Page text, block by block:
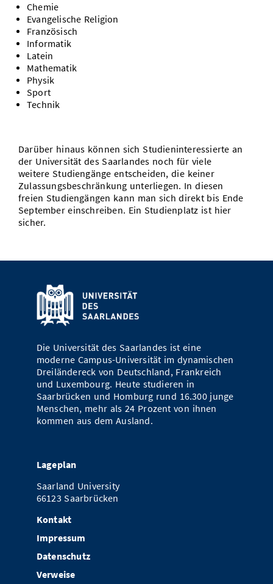
Chemie
Evangelische Religion
Französisch
Informatik
Latein
Mathematik
Physik
Sport
Technik
Darüber hinaus können sich Studieninteressierte an
der Universität des Saarlandes noch für viele
weitere Studiengänge entscheiden, die keiner
Zulassungsbeschränkung unterliegen. In diesen
freien Studiengängen kann man sich direkt bis Ende
September einschreiben. Ein Studienplatz ist hier
sicher.
Die Universität des Saarlandes ist eine
moderne Campus-Universität im dynamischen
Dreiländereck von Deutschland, Frankreich
und Luxembourg. Heute studieren in
Saarbrücken und Homburg rund 16.300 junge
Menschen, mehr als 24 Prozent von ihnen
kommen aus dem Ausland.
Lageplan
Saarland University
66123 Saarbrücken
Kontakt
Impressum
Datenschutz
Verweise